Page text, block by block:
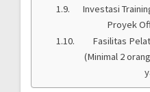
Investasi
Proyek
Fasilitas
(Minimal 2